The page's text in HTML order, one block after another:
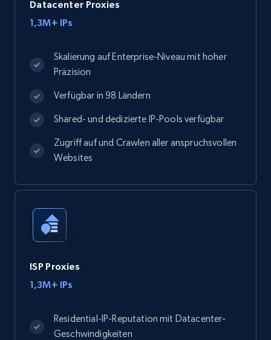
Datacenter Proxies
1,3M+ IPs
Skalierung auf Enterprise-Niveau mit hoher
Präzision
Verfügbar in 98 Ländern
Shared- und dedizierte IP-Pools verfügbar
Zugriff auf und Crawlen aller anspruchsvollen
Websites
ISP Proxies
1,3M+ IPs
Residential-IP-Reputation mit Datacenter-
Geschwindigkeiten